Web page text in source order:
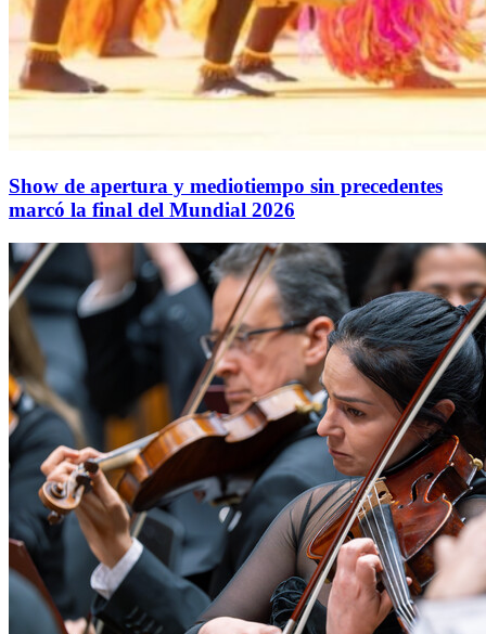
Show de apertura y mediotiempo sin precedentes
marcó la final del Mundial 2026